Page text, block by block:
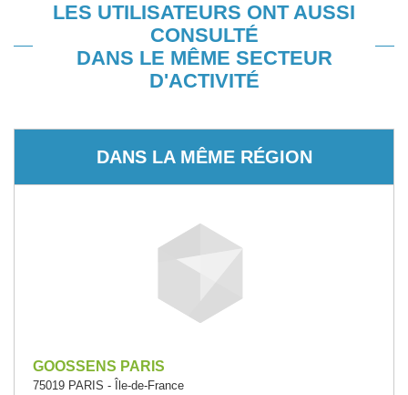
LES UTILISATEURS ONT AUSSI
CONSULTÉ
DANS LE MÊME SECTEUR
D'ACTIVITÉ
DANS LA MÊME RÉGION
GOOSSENS PARIS
75019 PARIS - Île-de-France